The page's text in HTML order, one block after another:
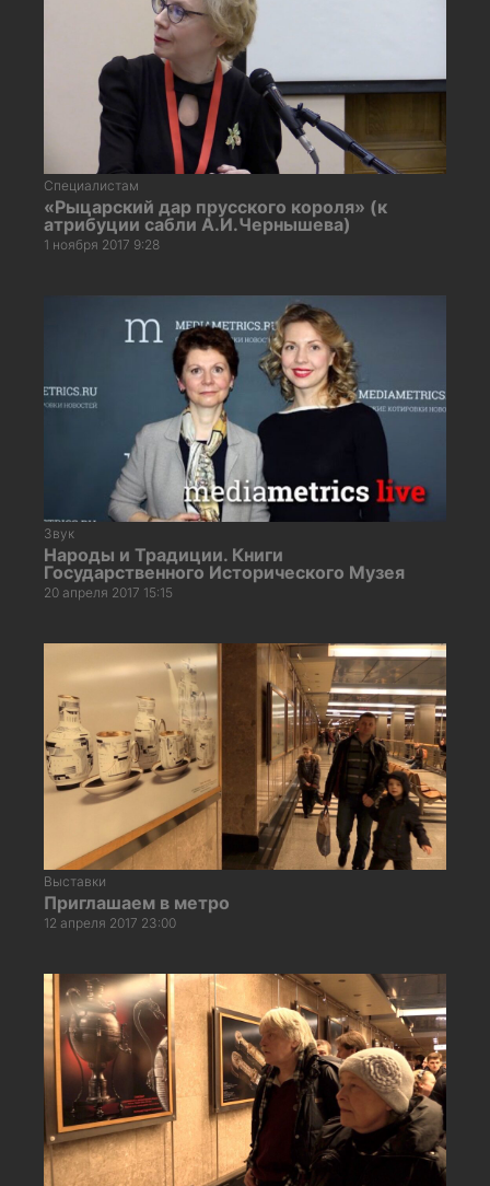
Специалистам
«Рыцарский дар прусского короля» (к
атрибуции сабли А.И.Чернышева)
1 ноября 2017 9:28
Звук
Народы и Традиции. Книги
Государственного Исторического Музея
20 апреля 2017 15:15
Выставки
Приглашаем в метро
12 апреля 2017 23:00